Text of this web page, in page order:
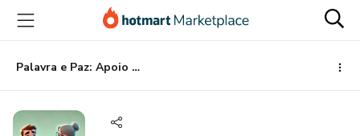
para
conteúdo
principal
para
pagamento
para
rodapé
Palavra e Paz: Apoio Cristão